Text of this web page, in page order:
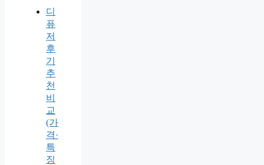
디
퓨
저
후
기
추
천
비
교
(가
격·
특
징